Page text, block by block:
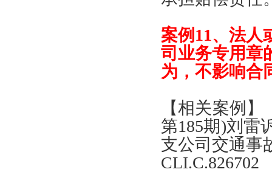
案例 11、 法人
司业务专用章
为 ， 不影响合
【相关案例 】
第185期)刘雷
支公司交通事
CLI.C.826702